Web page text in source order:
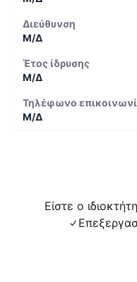
Διεύθυνση
Μ/Δ
Έτος ίδρυσης
Μ/Δ
Τηλέφωνο
Μ/Δ
Είστε ο